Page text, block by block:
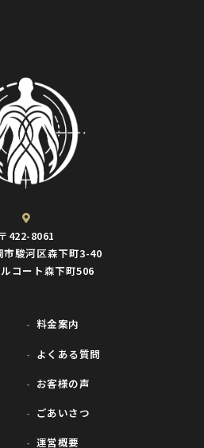
〒422-8061
市駿河区森下町3-40
コート森下町506
料金案内
よくある質問
お客様の声
ごあいさつ
運営概要